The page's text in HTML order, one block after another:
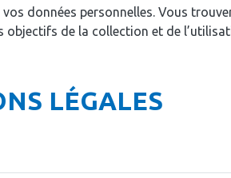
données personnelles. Vous
de la collection et de
LÉGALES